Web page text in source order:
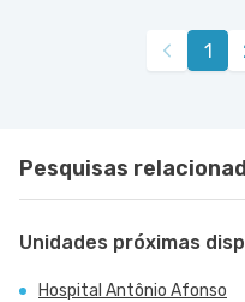
1
Pesquisas
Unidades próximas
Hospital Antônio Afonso